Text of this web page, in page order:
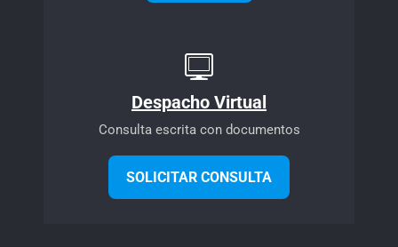
Despacho Virtual
Consulta escrita con documentos
SOLICITAR CONSULTA